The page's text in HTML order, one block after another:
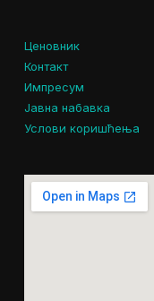
Ценовник
Контакт
Импресум
Јавна набавка
Услови коришћења